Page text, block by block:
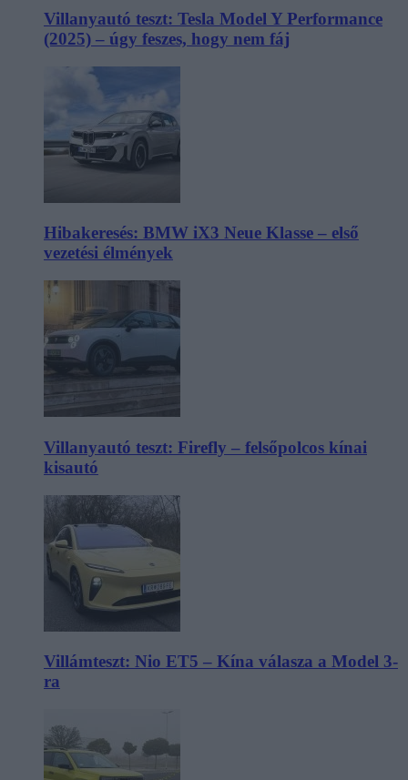
Villanyautó teszt: Tesla Model Y Performance
(2025) – úgy feszes, hogy nem fáj
Hibakeresés: BMW iX3 Neue Klasse – első
vezetési élmények
Villanyautó teszt: Firefly – felsőpolcos kínai
kisautó
Villámteszt: Nio ET5 – Kína válasza a Model 3-
ra